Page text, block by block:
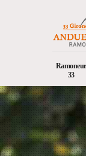
Ramoneur
33